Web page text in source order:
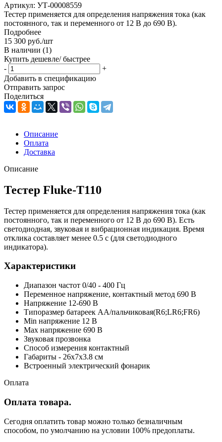
Артикул: УТ-00008559
Тестер применяется для определения напряжения тока (как
постоянного, так и переменного от 12 В до 690 В).
Подробнее
15 300 руб./шт
В наличии (1)
Купить дешевле/ быстрее
-
+
Добавить в спецификацию
Отправить запрос
Поделиться
Описание
Оплата
Доставка
Описание
Тестер Fluke-T110
Тестер применяется для определения напряжения тока (как
постоянного, так и переменного от 12 В до 690 В). Есть
светодиодная, звуковая и вибрационная индикация. Время
отклика составляет менее 0.5 с (для светодиодного
индикатора).
Характеристики
Диапазон частот 0/40 - 400 Гц
Переменное напряжение, контактный метод 690 В
Напряжение 12-690 В
Типоразмер батареек AA/пальчиковая(R6;LR6;FR6)
Min напряжение 12 В
Max напряжение 690 В
Звуковая прозвонка
Способ измерения контактный
Габариты - 26х7х3.8 см
Встроенный электрический фонарик
Оплата
Оплата товара.
Сегодня оплатить товар можно только безналичным
способом, по умолчанию на условии 100% предоплаты.